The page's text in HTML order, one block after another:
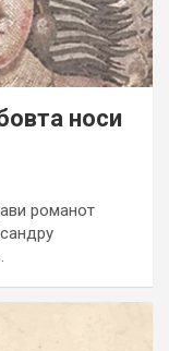
носи
романот